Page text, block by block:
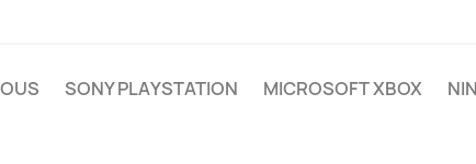
SONY PLAYSTATION MICROSOFT XBOX